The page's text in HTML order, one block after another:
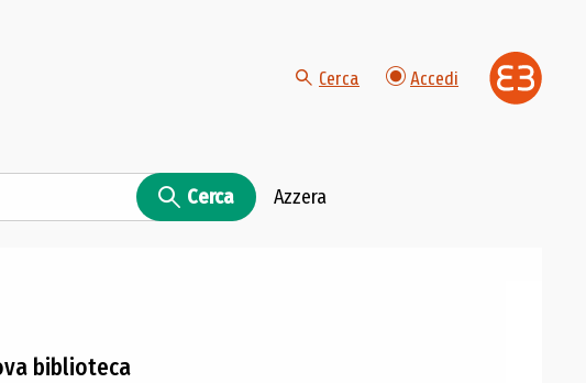
Cerca Accedi
Cerca Azzera
biblioteca